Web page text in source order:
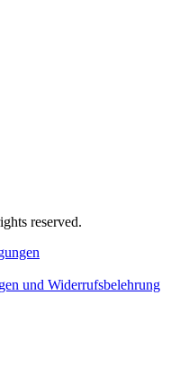
reserved.
und Widerrufsbelehrung